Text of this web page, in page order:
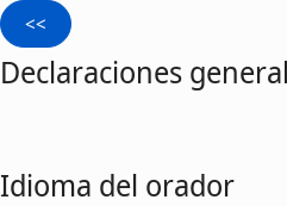
Declaraciones
Idioma del orador